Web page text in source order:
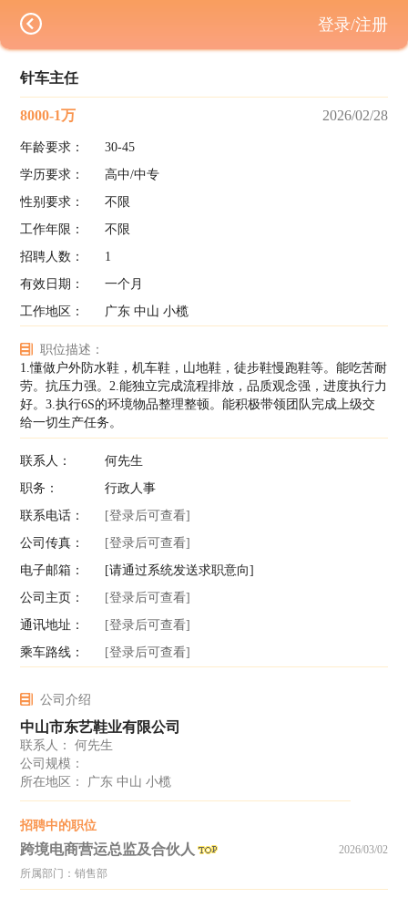
针车主任
8000-1万 2026/02/28
年龄要求：
30-45
学历要求：
高中/中专
性别要求：
不限
工作年限：
不限
招聘人数：
1
有效日期：
一个月
工作地区：
广东 中山 小榄
职位描述：
1.懂做户外防水鞋，机车鞋，山地鞋，徒步鞋慢跑鞋等。能吃苦耐
劳。抗压力强。2.能独立完成流程排放，品质观念强，进度执行力
好。3.执行6S的环境物品整理整顿。能积极带领团队完成上级交
给一切生产任务。
联系人：
何先生
职务：
行政人事
联系电话：
[登录后可查看]
公司传真：
[登录后可查看]
电子邮箱：
[请通过系统发送求职意向]
公司主页：
[登录后可查看]
通讯地址：
[登录后可查看]
乘车路线：
[登录后可查看]
公司介绍
中山市东艺鞋业有限公司
联系人： 何先生
公司规模：
所在地区： 广东 中山 小榄
招聘中的职位
跨境电商营运总监及合伙人
所属部门：销售部
2026/03/02
登录/注册